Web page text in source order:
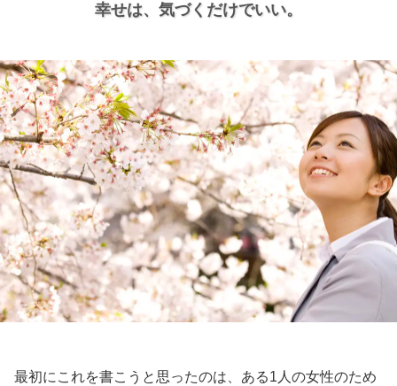
幸せは、 気づくだけでいい。
最初にこれを書こうと思ったのは、ある1人の女性のため